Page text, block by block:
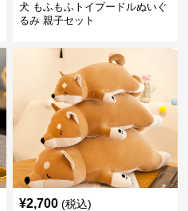
犬 もふもふトイプードルぬいぐ
るみ 親子セット
¥2,700 (税込)